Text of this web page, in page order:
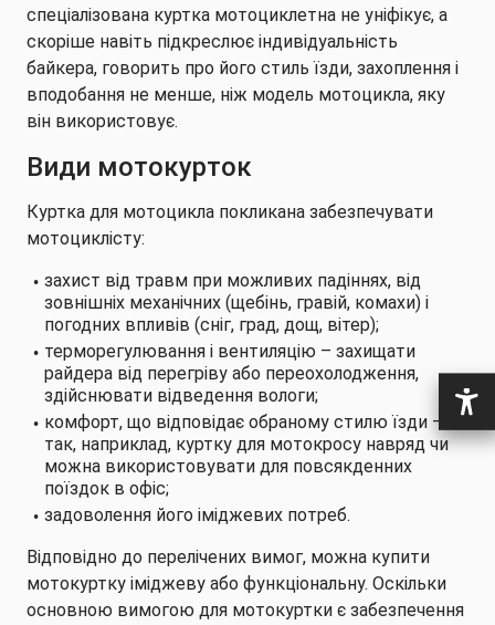
спеціалізована куртка мотоциклетна не уніфікує, а
скоріше навіть підкреслює індивідуальність
байкера, говорить про його стиль їзди, захоплення і
вподобання не менше, ніж модель мотоцикла, яку
він використовує.
Види мотокурток
Куртка для мотоцикла покликана забезпечувати
мотоциклісту:
захист від травм при можливих падіннях, від
зовнішніх механічних (щебінь, гравій, комахи) і
погодних впливів (сніг, град, дощ, вітер);
терморегулювання і вентиляцію – захищати
райдера від перегріву або переохолодження,
здійснювати відведення вологи;
комфорт, що відповідає обраному стилю їзди –
так, наприклад, куртку для мотокросу навряд чи
можна використовувати для повсякденних
поїздок в офіс;
задоволення його іміджевих потреб.
Відповідно до перелічених вимог, можна купити
мотокуртку іміджеву або функціональну. Оскільки
основною вимогою для мотокуртки є забезпечення